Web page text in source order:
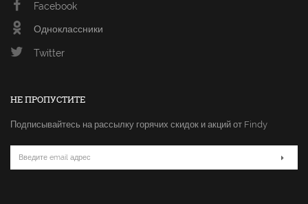
Facebook
Одноклассники
Twitter
НЕ ПРОПУСТИТЕ
Подписывайтесь на рассылку горячих скидок и акций от Findy